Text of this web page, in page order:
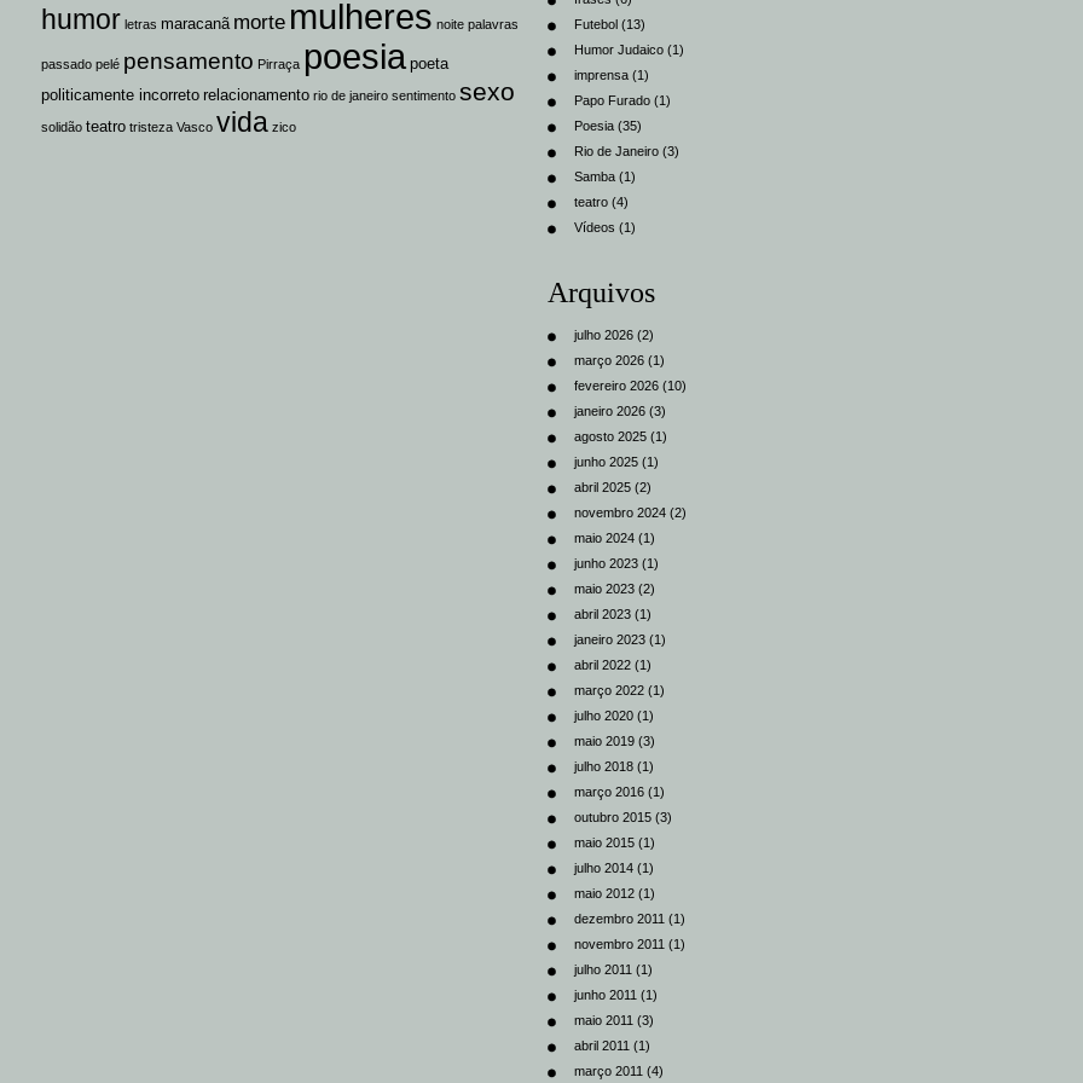
humor letras maracanã morte mulheres noite palavras
passado pelé pensamento Pirraça poesia poeta
politicamente incorreto relacionamento rio de janeiro sentimento sexo
solidão teatro tristeza Vasco vida zico
Futebol (13)
Humor Judaico (1)
imprensa (1)
Papo Furado (1)
Poesia (35)
Rio de Janeiro (3)
Samba (1)
teatro (4)
Vídeos (1)
Arquivos
julho 2026 (2)
março 2026 (1)
fevereiro 2026 (10)
janeiro 2026 (3)
agosto 2025 (1)
junho 2025 (1)
abril 2025 (2)
novembro 2024 (2)
maio 2024 (1)
junho 2023 (1)
maio 2023 (2)
abril 2023 (1)
janeiro 2023 (1)
abril 2022 (1)
março 2022 (1)
julho 2020 (1)
maio 2019 (3)
julho 2018 (1)
março 2016 (1)
outubro 2015 (3)
maio 2015 (1)
julho 2014 (1)
maio 2012 (1)
dezembro 2011 (1)
novembro 2011 (1)
julho 2011 (1)
junho 2011 (1)
maio 2011 (3)
abril 2011 (1)
março 2011 (4)